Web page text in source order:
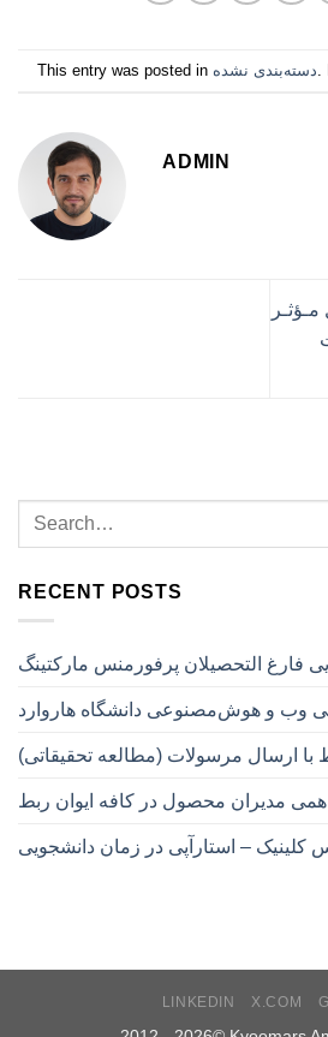
This entry was posted in دسته‌بندی نشده
ADMIN
RECENT POSTS
فارغ التحصیلان پرفورمنس مارکتینگ
وب و هوش‌مصنوعی دانشگاه هاروارد
با ارسال مرسولات (مطالعه تحقیقاتی)
مدیران محصول در کافه ایوان ربط
کلینیک – استارآپی در زمان دانشجویی
LINKEDIN X.COM